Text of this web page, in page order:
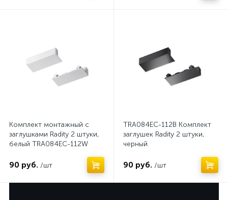
Комплект монтажный с
заглушками Radity 2 штуки,
белый TRA084EC-112W
90 руб. /шт
TRA084EC-112B Комплект
заглушек Radity 2 штуки,
черный
90 руб. /шт